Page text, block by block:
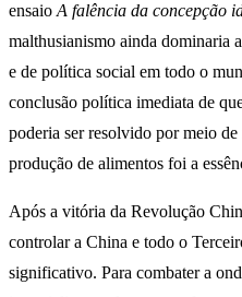
ensaioA falência da concepção
malthusianismo ainda dominaria
e de política social em todo o
conclusão política imediata de
poderia ser resolvido por meio
produção de alimentos foi a
Após a vitória da Revolução
controlar a China e todo o
significativo. Para combater a